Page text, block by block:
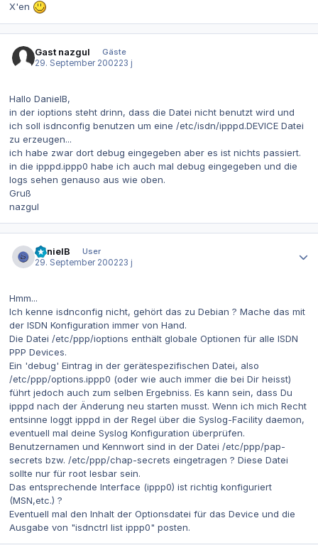
X'en
Gast nazgul
Gäste
29. September 200223 j
Hallo DanielB,
in der ioptions steht drinn, dass die Datei nicht benutzt wird und
ich soll isdnconfig benutzen um eine /etc/isdn/ipppd.DEVICE Datei
zu erzeugen...
ich habe zwar dort debug eingegeben aber es ist nichts passiert.
in die ipppd.ippp0 habe ich auch mal debug eingegeben und die
logs sehen genauso aus wie oben.
Gruß
nazgul
DanielB
User
29. September 200223 j
Hmm...
Ich kenne isdnconfig nicht, gehört das zu Debian ? Mache das mit
der ISDN Konfiguration immer von Hand.
Die Datei /etc/ppp/ioptions enthält globale Optionen für alle ISDN
PPP Devices.
Ein 'debug' Eintrag in der gerätespezifischen Datei, also
/etc/ppp/options.ippp0 (oder wie auch immer die bei Dir heisst)
führt jedoch auch zum selben Ergebniss. Es kann sein, dass Du
ipppd nach der Änderung neu starten musst. Wenn ich mich Recht
entsinne loggt ipppd in der Regel über die Syslog-Facility daemon,
eventuell mal deine Syslog Konfiguration überprüfen.
Benutzernamen und Kennwort sind in der Datei /etc/ppp/pap-
secrets bzw. /etc/ppp/chap-secrets eingetragen ? Diese Datei
sollte nur für root lesbar sein.
Das entsprechende Interface (ippp0) ist richtig konfiguriert
(MSN,etc.) ?
Eventuell mal den Inhalt der Optionsdatei für das Device und die
Ausgabe von "isdnctrl list ippp0" posten.